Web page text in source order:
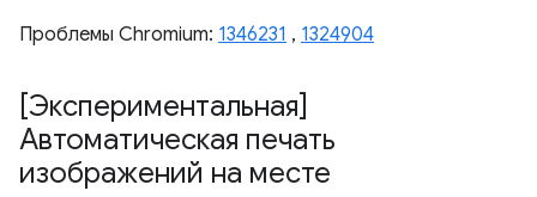
Проблемы Chromium: 1346231 , 1324904
[Экспериментальная]
Автоматическая печать
изображений на месте